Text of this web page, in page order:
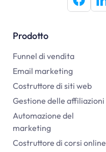
Prodotto
Funnel di vendita
Email marketing
Costruttore di siti web
Gestione delle affiliazioni
Automazione del
marketing
Costruttore di corsi online